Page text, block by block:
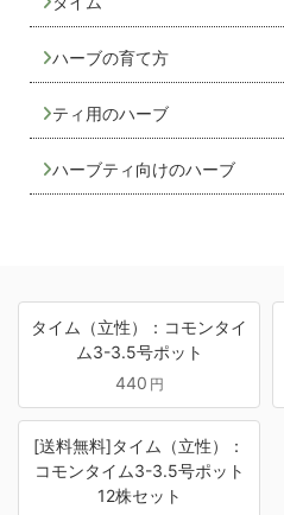
ハーブの育て方
ティ用のハーブ
ハーブティ向けのハーブ
タイム（立性）：コモンタイ
ム3-3.5号ポット
440 円
[送料無料]タイム（立性）：
コモンタイム3-3.5号ポット
12株セット